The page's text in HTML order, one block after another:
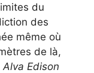
du
des
même où
de là,
Alva Edison